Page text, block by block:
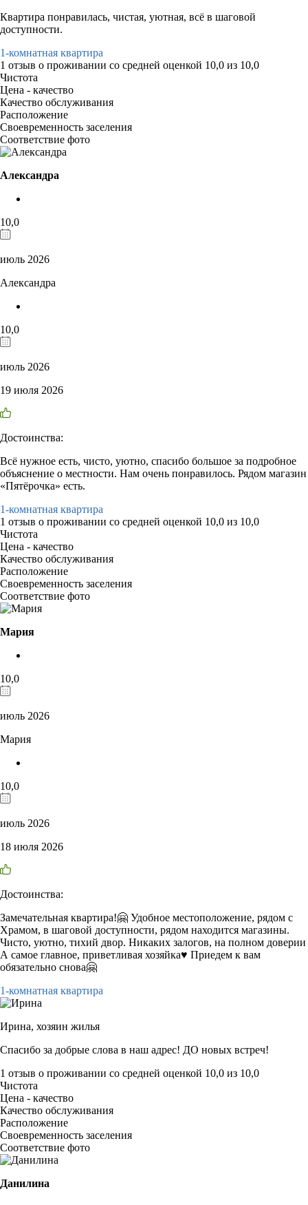
Квартира понравилась, чистая, уютная, всё в шаговой
доступности.
1-комнатная квартира
1 отзыв о проживании со средней оценкой 10,0 из 10,0
Чистота
Цена - качество
Качество обслуживания
Расположение
Своевременность заселения
Соответствие фото
Александра
10,0
июль 2026
Александра
10,0
июль 2026
19 июля 2026
Достоинства:
Всё нужное есть, чисто, уютно, спасибо большое за подробное
объяснение о местности. Нам очень понравилось. Рядом магазин
«Пятёрочка» есть.
1-комнатная квартира
1 отзыв о проживании со средней оценкой 10,0 из 10,0
Чистота
Цена - качество
Качество обслуживания
Расположение
Своевременность заселения
Соответствие фото
Мария
10,0
июль 2026
Мария
10,0
июль 2026
18 июля 2026
Достоинства:
Замечательная квартира!🤗 Удобное местоположение, рядом с
Храмом, в шаговой доступности, рядом находится магазины.
Чисто, уютно, тихий двор. Никаких залогов, на полном доверии
А самое главное, приветливая хозяйка♥️ Приедем к вам
обязательно снова🤗
1-комнатная квартира
Ирина, хозяин жилья
Спасибо за добрые слова в наш адрес! ДО новых встреч!
1 отзыв о проживании со средней оценкой 10,0 из 10,0
Чистота
Цена - качество
Качество обслуживания
Расположение
Своевременность заселения
Соответствие фото
Данилина